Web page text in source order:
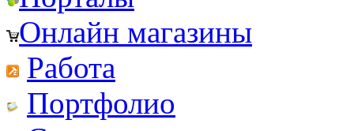
Онлайн магазины
Работа
Портфолио